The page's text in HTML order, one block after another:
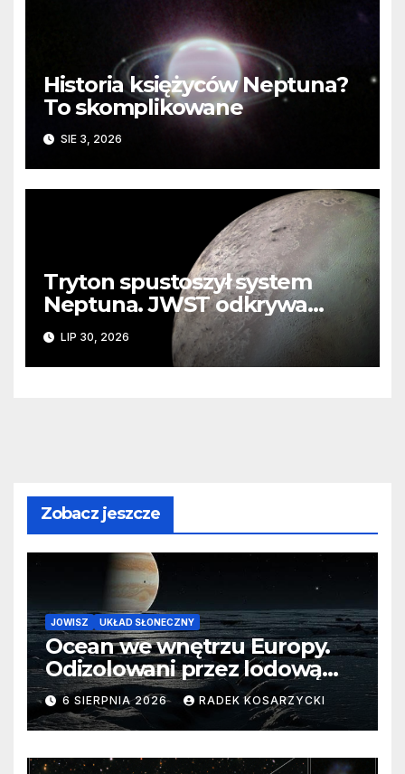
Historia księżyców Neptuna?
To skomplikowane
SIE 3, 2026
Tryton spustoszył system
Neptuna. JWST odkrywa
ślady kosmicznej katastrofy i
zaginionego lodu
LIP 30, 2026
Zobacz jeszcze
JOWISZ UKŁAD SŁONECZNY
Ocean we wnętrzu Europy.
Odizolowani przez lodową
barierę
6 SIERPNIA 2026 RADEK KOSARZYCKI